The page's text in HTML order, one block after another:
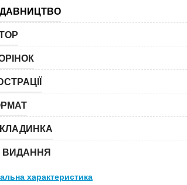
ВИДАННЯ
характеристика